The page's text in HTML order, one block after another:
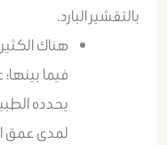
بالتقشير البارد.
هناك
فيما
يحدده
لمدى عمق